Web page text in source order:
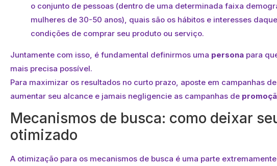
o conjunto de pessoas (dentro de uma determinada faixa
mulheres de 30-50 anos), quais são os hábitos e interesses
condições de comprar seu produto ou serviço.
Juntamente com isso, é fundamental definirmos uma persona para
mais precisa possível.
Para maximizar os resultados no curto prazo, aposte em campanhas
aumentar seu alcance e jamais negligencie as campanhas de
Mecanismos de busca: como deixar
otimizado
A otimização para os mecanismos de busca é uma parte